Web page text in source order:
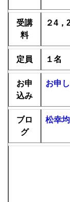
受講
料
２4，
定員 １名
お申
込み
お申
ブロ
グ
松幸